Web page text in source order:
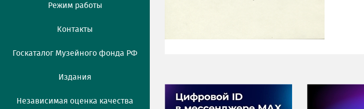
Режим работы
Контакты
Госкаталог Музейного фонда РФ
Издания
Независимая оценка качества